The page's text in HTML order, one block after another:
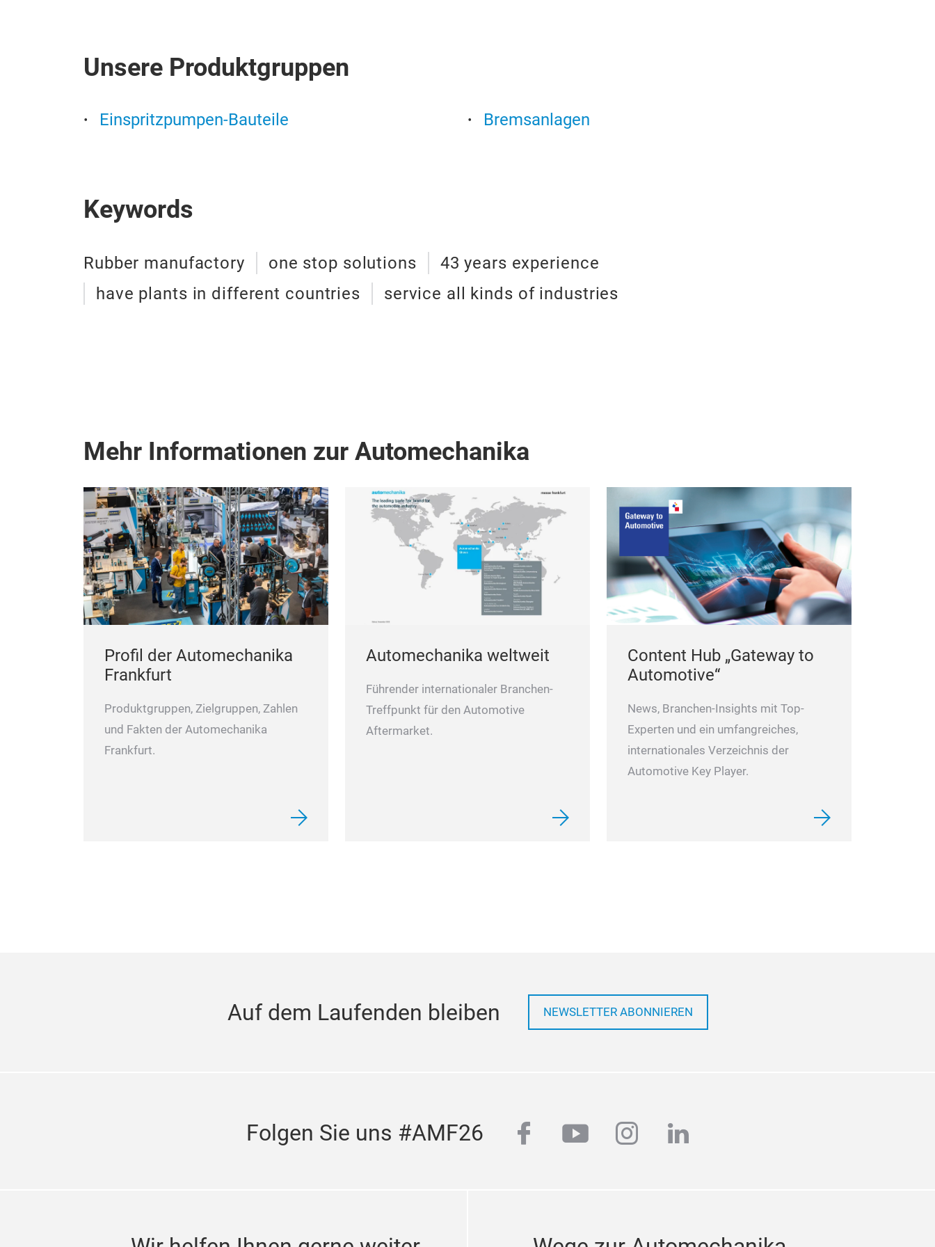
Unsere Produktgruppen
Einspritzpumpen-Bauteile Bremsanlagen
Keywords
Rubber manufactory one stop solutions
43 years experience
have plants in different countries
service all kinds of industries
Mehr Informationen zur Automechanika
Profil der Automechanika
Frankfurt
Produktgruppen, Zielgruppen, Zahlen
und Fakten der Automechanika
Frankfurt.
Automechanika weltweit
Führender internationaler Branchen-
Treffpunkt für den Automotive
Aftermarket.
Content Hub „Gateway to
Automotive“
News, Branchen-Insights mit Top-
Experten und ein umfangreiches,
internationales Verzeichnis der
Automotive Key Player.
Auf dem Laufenden bleiben NEWSLETTER ABONNIEREN
Folgen Sie uns #AMF26 facebook
youtubeinstagram
linkedin